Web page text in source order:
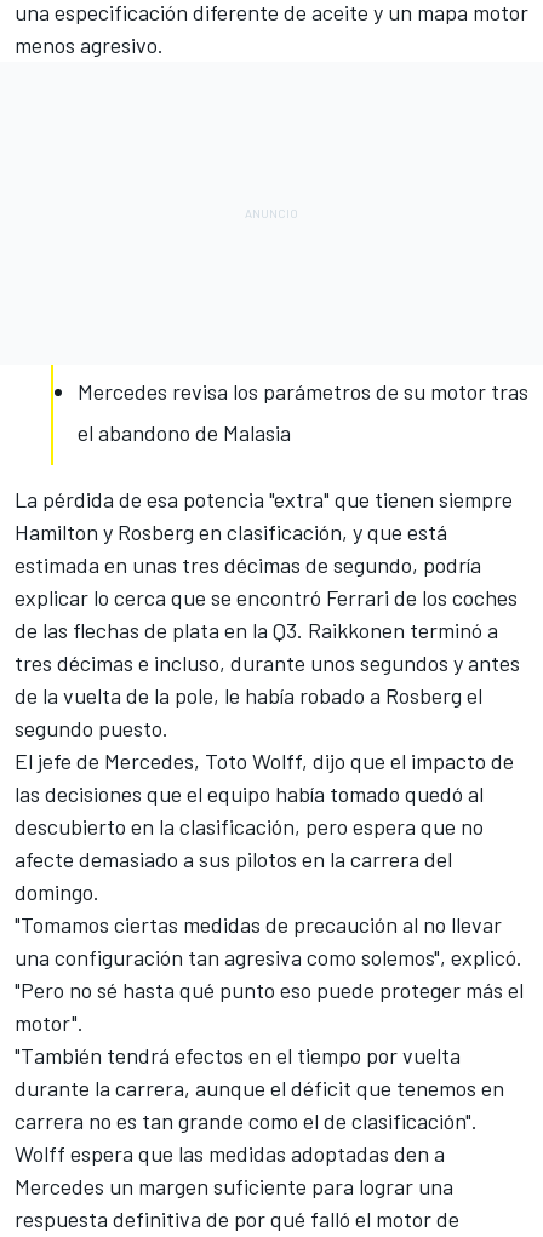
una especificación diferente de aceite y un mapa motor
menos agresivo.
Mercedes revisa los parámetros de su motor tras
el abandono de Malasia
La pérdida de esa potencia "extra" que tienen siempre
Hamilton y Rosberg en clasificación, y que está
estimada en unas tres décimas de segundo, podría
explicar lo cerca que se encontró Ferrari de los coches
de las flechas de plata en la Q3. Raikkonen terminó a
tres décimas e incluso, durante unos segundos y antes
de la vuelta de la pole, le había robado a Rosberg el
segundo puesto.
El jefe de Mercedes, Toto Wolff, dijo que el impacto de
las decisiones que el equipo había tomado quedó al
descubierto en la clasificación, pero espera que no
afecte demasiado a sus pilotos en la carrera del
domingo.
"Tomamos ciertas medidas de precaución al no llevar
una configuración tan agresiva como solemos", explicó.
"Pero no sé hasta qué punto eso puede proteger más el
motor".
"También tendrá efectos en el tiempo por vuelta
durante la carrera, aunque el déficit que tenemos en
carrera no es tan grande como el de clasificación".
Wolff espera que las medidas adoptadas den a
Mercedes un margen suficiente para lograr una
respuesta definitiva de por qué falló el motor de